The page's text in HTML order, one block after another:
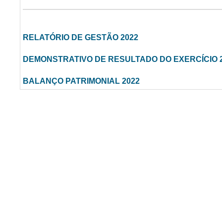
RELATÓRIO DE GESTÃO 2022
DEMONSTRATIVO DE RESULTADO DO EXERCÍCIO
BALANÇO PATRIMONIAL 2022